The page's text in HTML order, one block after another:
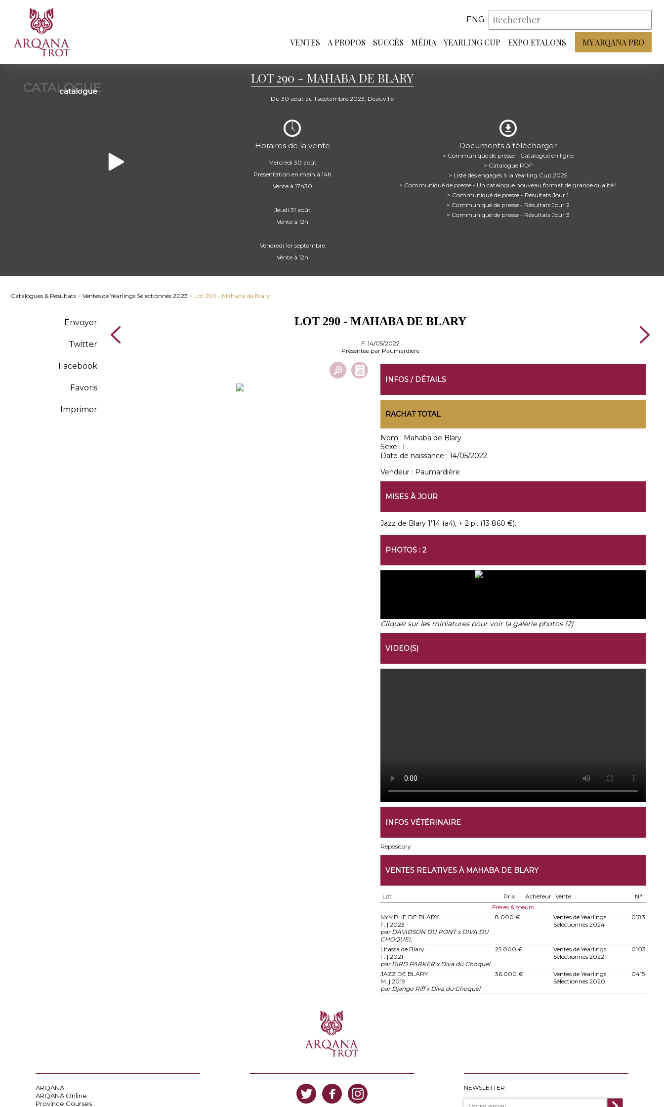
ENG
VENTES A PROPOS SUCCÈS MÉDIA YEARLING CUP EXPO ETALONS MY ARQANA PRO
CATALOGUE
catalogue
LOT 290 - MAHABA DE BLARY
Du 30 août au 1 septembre 2023, Deauville
Horaires de la vente
Mercredi 30 août
Présentation en main à 14h
Vente à 17h30
Jeudi 31 août
Vente à 12h
Vendredi 1er septembre
Vente à 12h
Documents à télécharger
> Communiqué de presse - Catalogue en ligne
> Catalogue PDF
> Liste des engagés à la Yearling Cup 2025
> Communiqué de presse - Un catalogue nouveau format de grande qualité !
> Communiqué de presse - Résultats Jour 1
> Communiqué de presse - Résultats Jour 2
> Communiqué de presse - Résultats Jour 3
Catalogues & Résultats > Ventes de Yearlings Sélectionnés 2023 > Lot 290 - Mahaba de Blary
Envoyer
Twitter
Facebook
Favoris
Imprimer
LOT 290 - MAHABA DE BLARY
F. 14/05/2022
Présentée par Paumardière
INFOS / DÉTAILS
RACHAT TOTAL
Nom : Mahaba de Blary
Sexe : F.
Date de naissance : 14/05/2022
Vendeur : Paumardière
MISES À JOUR
Jazz de Blary 1'14 (a4), + 2 pl. (13 860 €).
PHOTOS : 2
Cliquez sur les miniatures pour voir la galerie photos (2)
VIDEO(S)
INFOS VÉTÉRINAIRE
Repository
VENTES RELATIVES À MAHABA DE BLARY
Lot Prix Acheteur Vente
N°
Frères & soeurs
NYMPHE DE BLARY
F. | 2023
par DAVIDSON DU PONT x DIVA DU
CHOQUEL
8.000 €
Ventes de Yearlings
Sélectionnés 2024
0183
Lhassa de Blary
F. | 2021
par BIRD PARKER x Diva du Choquel
25.000 €
Ventes de Yearlings
Sélectionnés 2022
0103
JAZZ DE BLARY
M. | 2019
par Django Riff x Diva du Choquel
36.000 €
Ventes de Yearlings
Sélectionnés 2020
0415
ARQANA
ARQANA Online
Province Courses
NEWSLETTER